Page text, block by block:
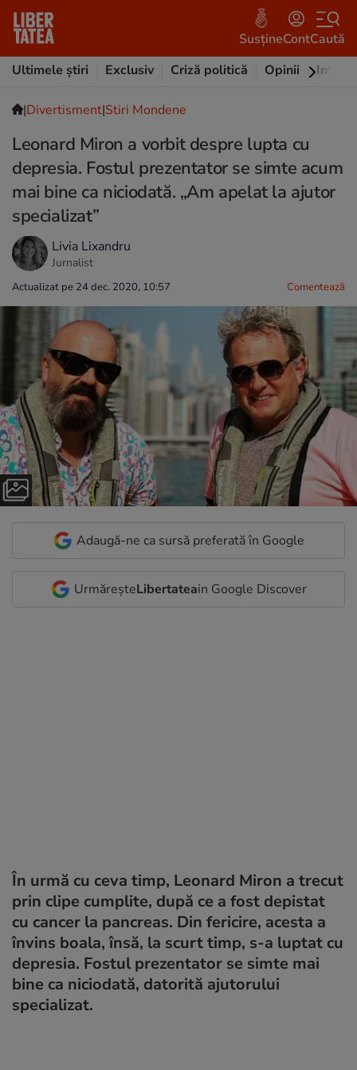
SusțineContCaută
Ultimele știri
Exclusiv Criză politică Opinii
|Divertisment|Stiri Mondene
Leonard Miron a vorbit despre lupta cu
depresia. Fostul prezentator se simte acum
mai bine ca niciodată. „Am apelat la ajutor
specializat”
Livia Lixandru
Jurnalist
Actualizat pe 24 dec. 2020, 10:57 Comentează
Adaugă-ne ca sursă preferată în Google
UrmăreșteLibertateain Google Discover
În urmă cu ceva timp, Leonard Miron a trecut
prin clipe cumplite, după ce a fost depistat
cu cancer la pancreas. Din fericire, acesta a
învins boala, însă, la scurt timp, s-a luptat cu
depresia. Fostul prezentator se simte mai
bine ca niciodată, datorită ajutorului
specializat.